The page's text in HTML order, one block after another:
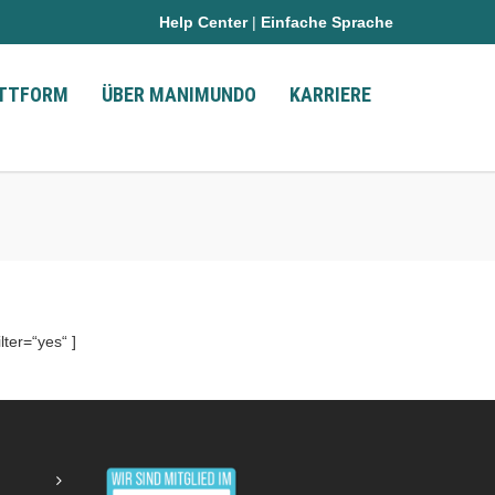
Help Center| Einfache Sprache
ÜBER MANIMUNDO KARRIERE
]